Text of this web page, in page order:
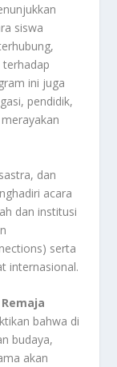
siswa
ini juga
pendidik,
dan
acara
dan institusi
serta
internasional.
bahwa di
budaya,
akan